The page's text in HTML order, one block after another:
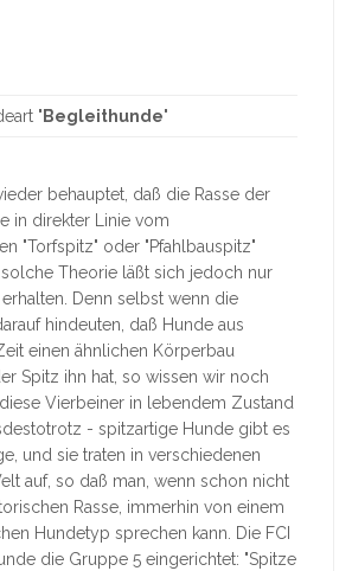
" Begleithunde"
behauptet, daß die Rasse der
in direkter Linie vom
"Torfspitz" oder "Pfahlbauspitz"
Theorie läßt sich jedoch nur
Denn selbst wenn die
hindeuten, daß Hunde aus
einen ähnlichen Körperbau
Spitz ihn hat, so wissen wir noch
Vierbeiner in lebendem Zustand
- spitzartige Hunde gibt es
und sie traten in verschiedenen
auf, so daß man, wenn schon nicht
Rasse, immerhin von einem
Hundetyp sprechen kann. Die FCI
die Gruppe 5 eingerichtet: "Spitze